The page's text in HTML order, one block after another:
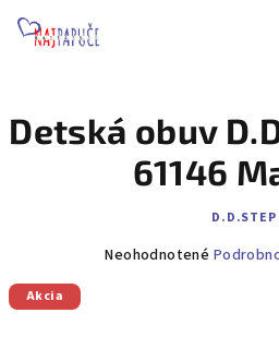
Detská obuv
61146
D.D.STEP
Priemerné
Neohodnotené
Akcia